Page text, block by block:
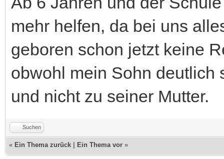
mehr helfen, da bei uns
geboren schon jetzt keine
obwohl mein Sohn deutlich
und nicht zu seiner Mutter.
Suchen
« Ein Thema zurück Ein Thema vor »